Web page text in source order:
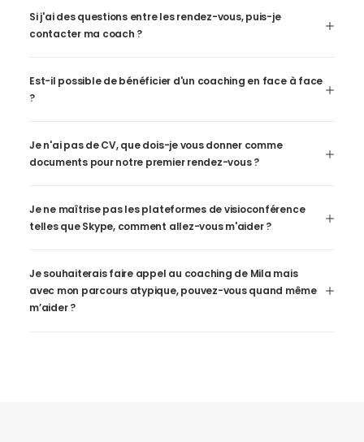
Si j'ai des questions entre les rendez-vous, puis-je
contacter ma coach ?
Est-il possible de bénéficier d'un coaching en face à face
?
Je n'ai pas de CV, que dois-je vous donner comme
documents pour notre premier rendez-vous ?
Je ne maîtrise pas les plateformes de visioconférence
telles que Skype, comment allez-vous m'aider ?
Je souhaiterais faire appel au coaching de Mila mais
avec mon parcours atypique, pouvez-vous quand même
m’aider ?